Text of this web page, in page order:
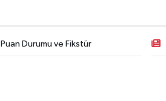
Puan Durumu ve Fikstür